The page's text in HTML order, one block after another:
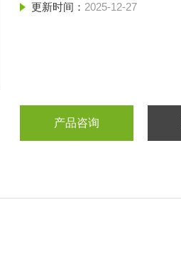
更新时间： 2025-12-27
产品咨询